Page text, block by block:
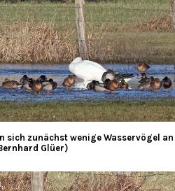
zunächst wenige Wasservögel an
Glüer)